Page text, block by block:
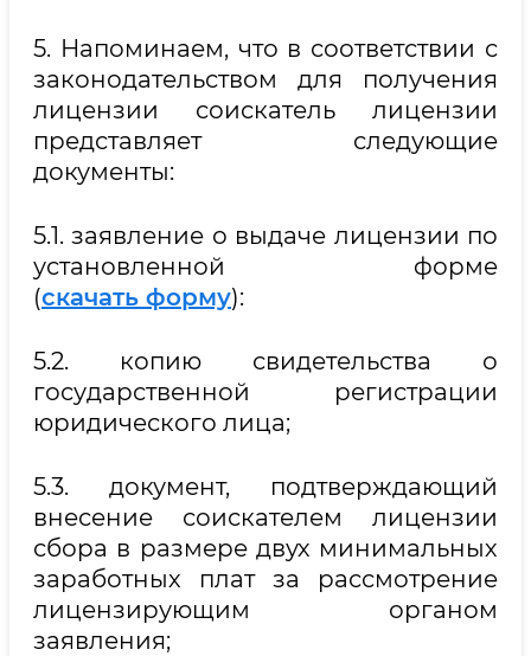
5. Напоминаем, что в соответствии с
законодательством для получения
лицензии соискатель лицензии
представляет следующие
документы:
5.1. заявление о выдаче лицензии по
установленной форме
(скачать форму):
5.2. копию свидетельства о
государственной регистрации
юридического лица;
5.3. документ, подтверждающий
внесение соискателем лицензии
сбора в размере двух минимальных
заработных плат за рассмотрение
лицензирующим органом
заявления;